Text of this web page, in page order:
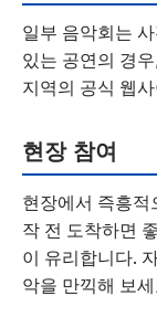
일부 음악회는
있는 공연의 경
지역의 공식 웹
현장 참여
현장에서 즉흥적
작 전 도착하면
이 유리합니다.
악을 만끽해 보